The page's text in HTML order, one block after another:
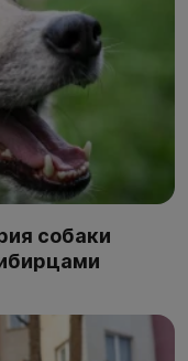
собаки